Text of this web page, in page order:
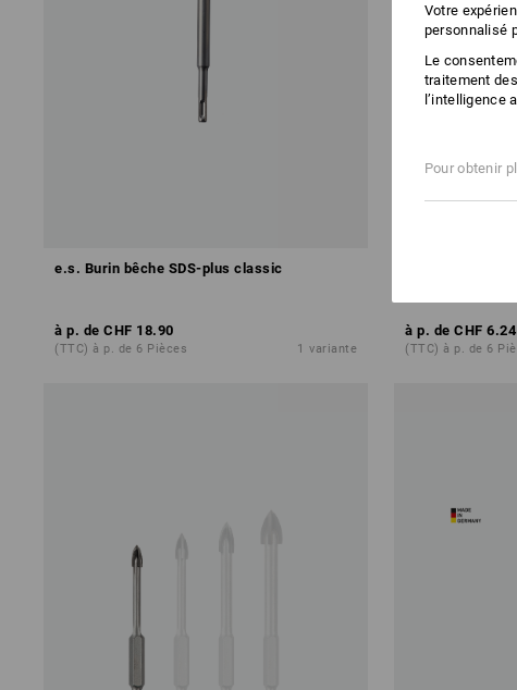
e.s. Burin bêche SDS-plus classic
à p. de CHF 18.90
(TTC) à p. de 6 Pièces 1 variante
e.s. Foret
à p. de CHF 6.24
(TTC) à p. de 6
Votre
personnalisé
Le
traitement
l’intelligence
Pour obtenir